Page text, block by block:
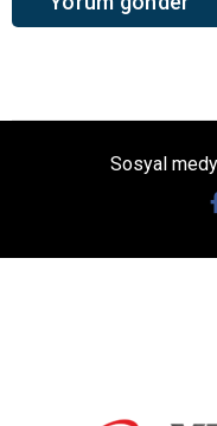
Sosyal